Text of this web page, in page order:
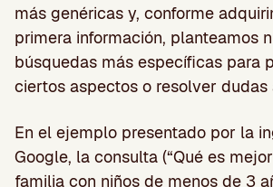
más genéricas y, conforme
primera información, planteamos
búsquedas más específicas para
ciertos aspectos o resolver dudas
En el ejemplo presentado por la
Google, la consulta (“Qué es
familia con niños de menos de 3